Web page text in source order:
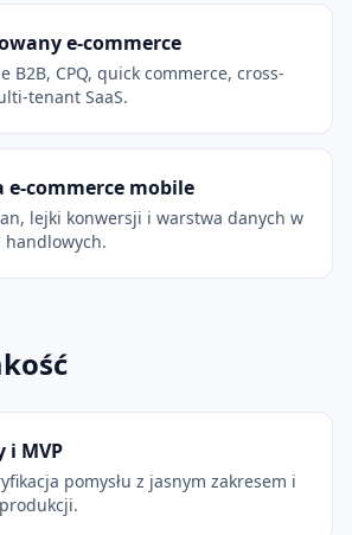
e-commerce
B2B, CPQ, quick commerce, cross-
tenant SaaS.
commerce mobile
lejki konwersji i warstwa danych w
handlowych.
i MVP
pomysłu z jasnym zakresem i